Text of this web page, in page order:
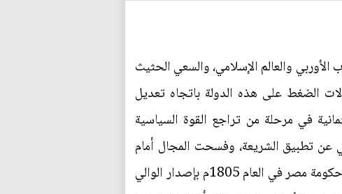
الأوربي والعالم الإسلامي، والسعي الحثيث
الضغط على هذه الدولة باتجاه تعديل
في مرحلة من تراجع القوة السياسية
عن تطبيق الشريعة، وفسحت المجال أمام
ضغوط أخرى أخذت تتحول الى حاجات إصلاحية وضرورية مهدت لها بقوة التعديلات التي أجرتها حكومة مصر في العام 1805م بإصدار الوالي